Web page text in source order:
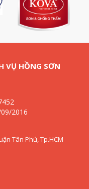
VỤ HỒNG SƠN
2016
Tân Phú, Tp.HCM